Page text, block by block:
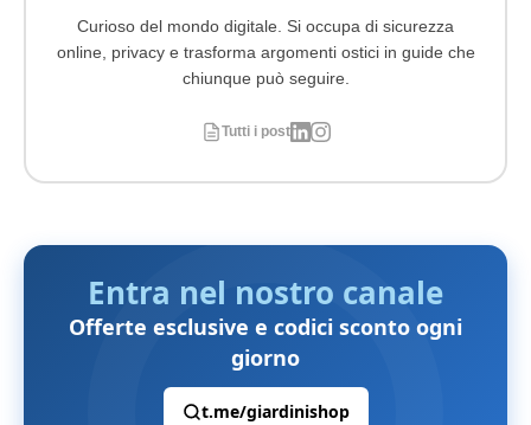
Curioso del mondo digitale. Si occupa di sicurezza
online, privacy e trasforma argomenti ostici in guide che
chiunque può seguire.
Tutti i post
Entra nel nostro canale
Offerte esclusive e codici sconto ogni
giorno
t.me/giardinishop